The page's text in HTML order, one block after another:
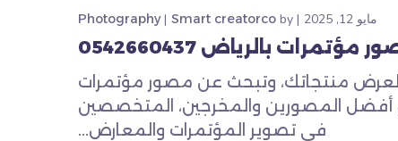
مايو 12, 2025 by
Smart creatorco
Photography
مؤتمرات بالرياض 0542660437
لعرض منتجاتك، وتبحث عن مصور مؤتمرات
المصورين والمخرجين، المتخصصين
في تصوير المؤتمرات والمعارض...